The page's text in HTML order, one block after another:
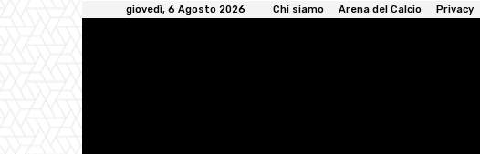
giovedì, 6 Agosto 2026 Chi siamo Arena del Calcio Privacy